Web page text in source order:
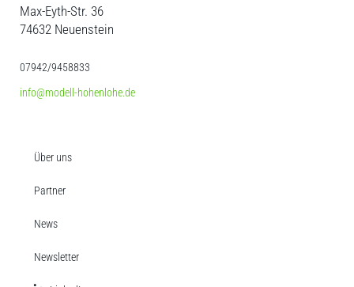
Max-Eyth-Str. 36
74632 Neuenstein
07942/9458833
info@modell-hohenlohe.de
Über uns
Partner
News
Newsletter